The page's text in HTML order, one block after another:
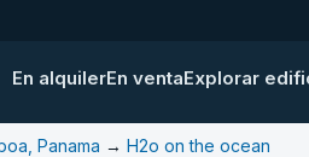
En alquilerEn ventaExplorar
Panama → H2o on the ocean